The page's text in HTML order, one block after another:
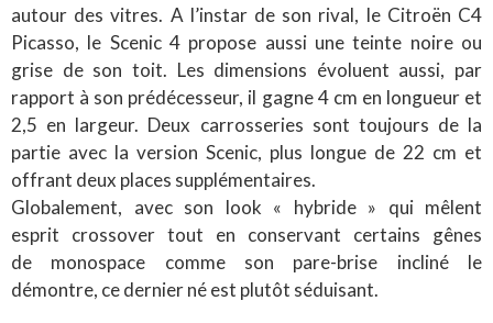
autour des vitres. A l’instar de son rival, le Citroën C4
Picasso, le Scenic 4 propose aussi une teinte noire ou
grise de son toit. Les dimensions évoluent aussi, par
rapport à son prédécesseur, il gagne 4 cm en longueur et
2,5 en largeur. Deux carrosseries sont toujours de la
partie avec la version Scenic, plus longue de 22 cm et
offrant deux places supplémentaires.
Globalement, avec son look « hybride » qui mêlent
esprit crossover tout en conservant certains gênes
de monospace comme son pare-brise incliné le
démontre, ce dernier né est plutôt séduisant.